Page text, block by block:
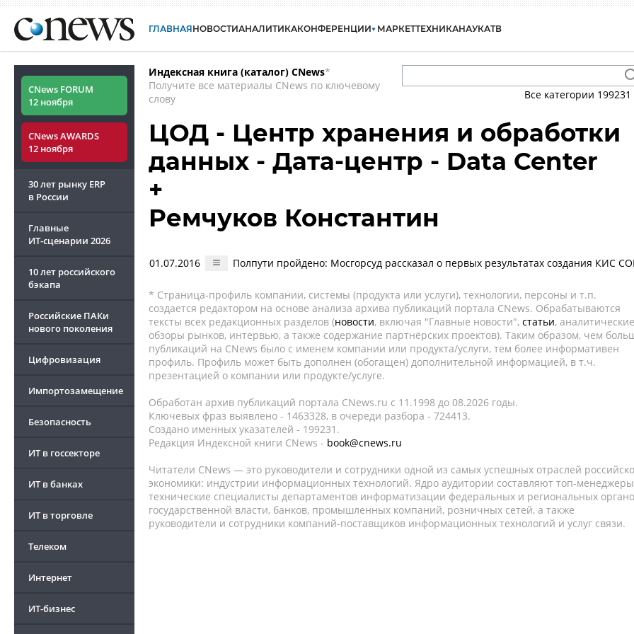
ГЛАВНАЯНОВОСТИАНАЛИТИКАКОНФЕРЕНЦИИ МАРКЕТТЕХНИКАНАУКАТВ
CNews FORUM
12 ноября
CNews AWARDS
12 ноября
30 лет рынку ERP
в России
Главные
ИТ-сценарии 2026
10 лет российского
бэкапа
Российские ПАКи
нового поколения
Цифровизация
Импортозамещение
Безопасность
ИТ в госсекторе
ИТ в банках
ИТ в торговле
Телеком
Интернет
ИТ-бизнес
Индексная книга (каталог) CNews*
Получите все материалы CNews по ключевому
слову
Все категории 199231
ЦОД - Центр хранения и обработки
данных - Дата-центр - Data Center
+
Ремчуков Константин
01.07.2016 Полпути пройдено: Мосгорсуд рассказал о первых результатах создания КИС
* Страница-профиль компании, системы (продукта или услуги), технологии, персоны и т.п.
создается редактором на основе анализа архива публикаций портала CNews. Обрабатываются
тексты всех редакционных разделов (новости, включая "Главные новости", статьи, аналитические
обзоры рынков, интервью, а также содержание партнёрских проектов). Таким образом, чем
публикаций на CNews было с именем компании или продукта/услуги, тем более информативен
профиль. Профиль может быть дополнен (обогащен) дополнительной информацией, в т.ч.
презентацией о компании или продукте/услуге.
Обработан архив публикаций портала CNews.ru c 11.1998 до 08.2026 годы.
Ключевых фраз выявлено - 1463328, в очереди разбора - 724413.
Создано именных указателей - 199231.
Редакция Индексной книги CNews - book@cnews.ru
Читатели CNews — это руководители и сотрудники одной из самых успешных отраслей
экономики: индустрии информационных технологий. Ядро аудитории составляют топ-
технические специалисты департаментов информатизации федеральных и региональных
государственной власти, банков, промышленных компаний, розничных сетей, а также
руководители и сотрудники компаний-поставщиков информационных технологий и услуг связи.